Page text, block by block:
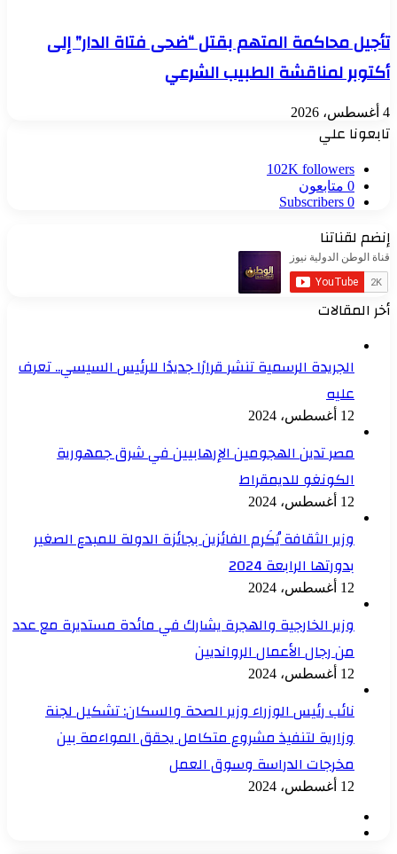
تأجيل محاكمة المتهم بقتل “ضحى فتاة الدار” إلى
أكتوبر لمناقشة الطبيب الشرعي
4 أغسطس، 2026
تابعونا علي
102K followers
0 متابعون
0
Subscribers
إنضم لقناتنا
أخر المقالات
الجريدة الرسمية تنشر قرارًا جديدًا للرئيس السيسي.. تعرف
عليه
12 أغسطس، 2024
مصر تدين الهجومين الإرهابيين في شرق جمهورية
الكونغو للديمقراط
12 أغسطس، 2024
وزير الثقافة يُكَرم الفائزين بجائزة الدولة للمبدع الصغير
بدورتها الرابعة 2024
12 أغسطس، 2024
وزير الخارجية والهجرة يشارك في مائدة مستديرة مع عدد
من رجال الأعمال الروانديين
12 أغسطس، 2024
نائب رئيس الوزراء وزير الصحة والسكان: تشكيل لجنة
وزارية لتنفيذ مشروع متكامل يحقق المواءمة بين
مخرجات الدراسة وسوق العمل
12 أغسطس، 2024